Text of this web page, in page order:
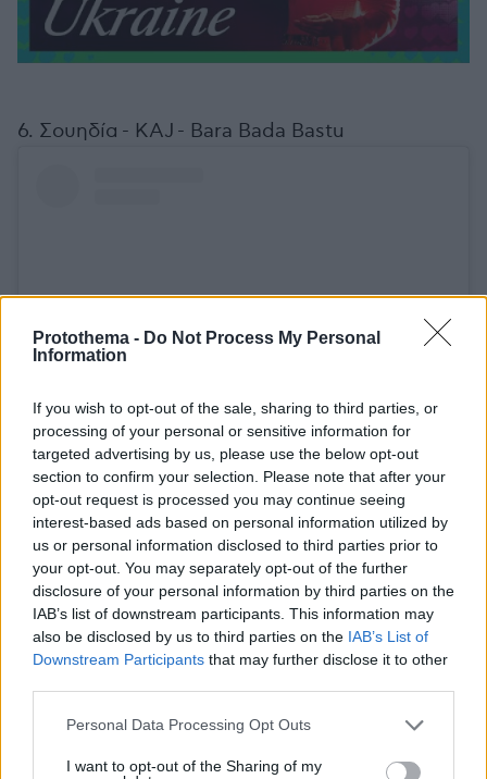
Protothema - Do Not Process My Personal
Information
If you wish to opt-out of the sale, sharing to third parties, or
processing of your personal or sensitive information for
targeted advertising by us, please use the below opt-out
section to confirm your selection. Please note that after your
opt-out request is processed you may continue seeing
interest-based ads based on personal information utilized by
us or personal information disclosed to third parties prior to
your opt-out. You may separately opt-out of the further
disclosure of your personal information by third parties on the
IAB’s list of downstream participants. This information may
also be disclosed by us to third parties on the IAB’s List of
Downstream Participants that may further disclose it to other
Please note that this website/app uses one or more Google
not limited to your visit or usage behaviour. You may click to
Personal Data Processing Opt Outs
I want to opt-out of the Sharing of my
6. Σουηδία - KAJ - Bara Bada Bastu
View this post on Instagram
A post shared by Eurovision Song Contest (@eurovision)
7. Πορτογαλία - Napa - Deslocado